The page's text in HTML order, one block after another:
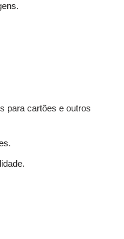
para cartões e outros